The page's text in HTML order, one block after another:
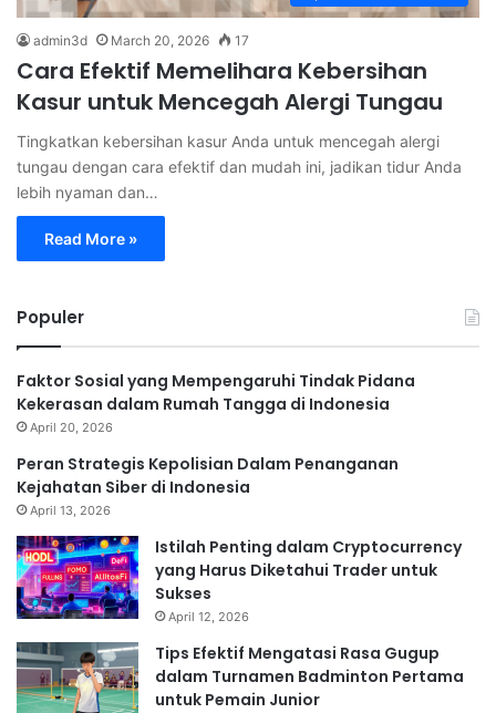
admin3d March 20, 2026 17
Cara Efektif Memelihara Kebersihan
Kasur untuk Mencegah Alergi Tungau
Tingkatkan kebersihan kasur Anda untuk mencegah alergi
tungau dengan cara efektif dan mudah ini, jadikan tidur Anda
lebih nyaman dan…
Read More »
Populer
Faktor Sosial yang Mempengaruhi Tindak Pidana
Kekerasan dalam Rumah Tangga di Indonesia
April 20, 2026
Peran Strategis Kepolisian Dalam Penanganan
Kejahatan Siber di Indonesia
April 13, 2026
Istilah Penting dalam Cryptocurrency
yang Harus Diketahui Trader untuk
Sukses
April 12, 2026
Tips Efektif Mengatasi Rasa Gugup
dalam Turnamen Badminton Pertama
untuk Pemain Junior